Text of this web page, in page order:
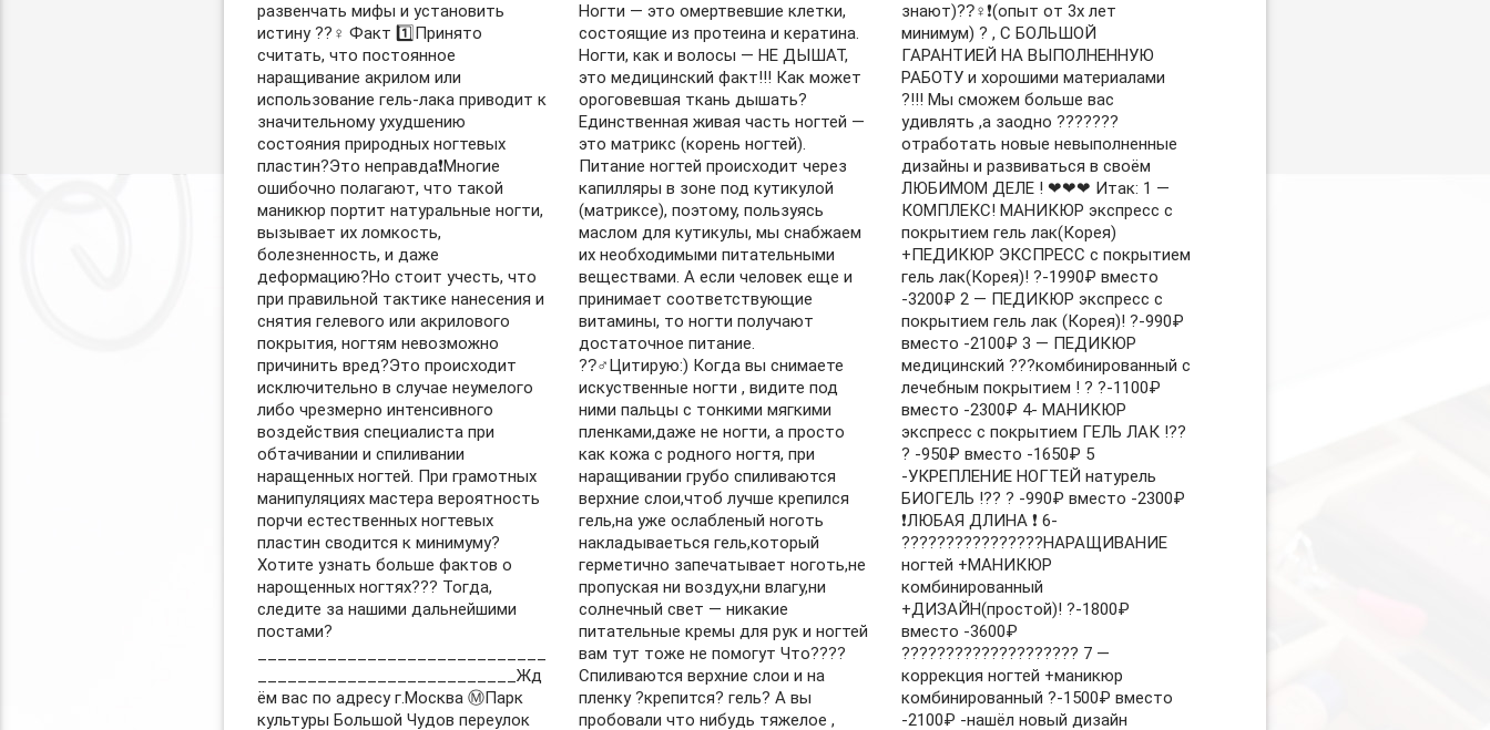
развенчать мифы и установить
истину ??‍♀️ Факт 1️⃣Принято
считать, что постоянное
наращивание акрилом или
использование гель-лака приводит к
значительному ухудшению
состояния природных ногтевых
пластин?Это неправда❗️Многие
ошибочно полагают, что такой
маникюр портит натуральные ногти,
вызывает их ломкость,
болезненность, и даже
деформацию?Но стоит учесть, что
при правильной тактике нанесения и
снятия гелевого или акрилового
покрытия, ногтям невозможно
причинить вред?Это происходит
исключительно в случае неумелого
либо чрезмерно интенсивного
воздействия специалиста при
обтачивании и спиливании
наращенных ногтей. При грамотных
манипуляциях мастера вероятность
порчи естественных ногтевых
пластин сводится к минимуму?
Хотите узнать больше фактов о
нарощенных ногтях??? Тогда,
следите за нашими дальнейшими
постами?
__________________________Жд
ём вас по адресу г.Москва Ⓜ️Парк
культуры Большой Чудов переулок
Ногти — это омертвевшие клетки,
состоящие из протеина и кератина.
Ногти, как и волосы — НЕ ДЫШАТ,
это медицинский факт!!! Как может
ороговевшая ткань дышать?
Единственная живая часть ногтей —
это матрикс (корень ногтей).
Питание ногтей происходит через
капилляры в зоне под кутикулой
(матриксе), поэтому, пользуясь
маслом для кутикулы, мы снабжаем
их необходимыми питательными
веществами. А если человек еще и
принимает соответствующие
витамины, то ногти получают
достаточное питание.
??‍♂Цитирую:) Когда вы снимаете
искуственные ногти , видите под
ними пальцы с тонкими мягкими
пленками,даже не ногти, а просто
как кожа с родного ногтя, при
наращивании грубо спиливаются
верхние слои,чтоб лучше крепился
гель,на уже ослабленый ноготь
накладываеться гель,который
герметично запечатывает ноготь,не
пропуская ни воздух,ни влагу,ни
солнечный свет — никакие
питательные кремы для рук и ногтей
вам тут тоже не помогут Что????
Спиливаются верхние слои и на
пленку ?крепится? гель? А вы
пробовали что нибудь тяжелое ,
знают)??‍♀❗(опыт от 3х лет
минимум) ? , C БОЛЬШОЙ
ГАРАНТИЕЙ НА ВЫПОЛНЕННУЮ
РАБОТУ и хорошими материалами
?!!! Мы сможем больше вас
удивлять ,а заодно ??‍???‍??
отработать новые невыполненные
дизайны и развиваться в своём
ЛЮБИМОМ ДЕЛЕ ! ❤❤❤ Итак: 1 —
КОМПЛЕКС! МАНИКЮР экспресс с
покрытием гель лак(Корея)
+ПЕДИКЮР ЭКСПРЕСС с покрытием
гель лак(Корея)! ?-1990₽ вместо
-3200₽ 2 — ПЕДИКЮР экспресс с
покрытием гель лак (Корея)! ?-990₽
вместо -2100₽ 3 — ПЕДИКЮР
медицинский ??‍?комбинированный с
лечебным покрытием ! ? ?-1100₽
вместо -2300₽ 4- МАНИКЮР
экспресс с покрытием ГЕЛЬ ЛАК !??
? -950₽ вместо -1650₽ 5
-УКРЕПЛЕНИЕ НОГТЕЙ натурель
БИОГЕЛЬ !?? ? -990₽ вместо -2300₽
❗ЛЮБАЯ ДЛИНА ❗ 6-
????????????????НАРАЩИВАНИЕ
ногтей +МАНИКЮР
комбинированный
+ДИЗАЙН(простой)! ?-1800₽
вместо -3600₽
???????????????????? 7 —
коррекция ногтей +маникюр
комбинированный ?-1500₽ вместо
-2100₽ -нашёл новый дизайн